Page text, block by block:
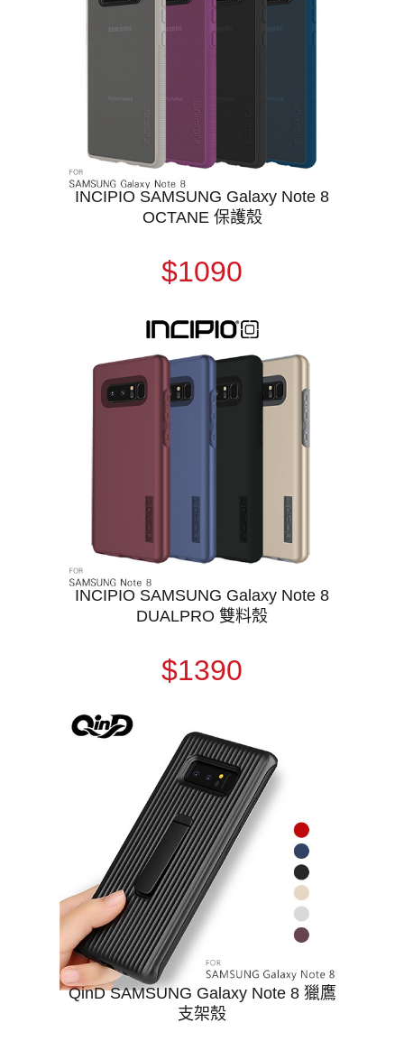
INCIPIO SAMSUNG Galaxy Note 8
OCTANE 保護殼
$1090
INCIPIO SAMSUNG Galaxy Note 8
DUALPRO 雙料殼
$1390
QinD SAMSUNG Galaxy Note 8 獵鷹
支架殼